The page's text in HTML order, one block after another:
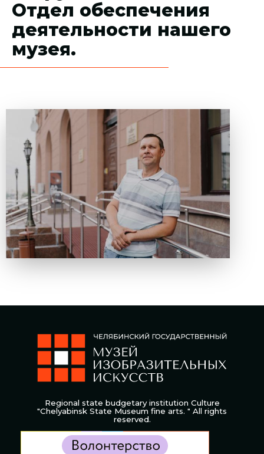
Отдел обеспечения
деятельности нашего
музея.
Regional state budgetary institution Culture
"Chelyabinsk State Museum fine arts. " All rights
reserved.